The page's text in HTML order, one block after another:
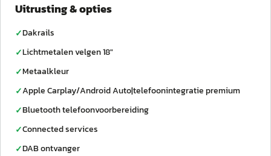
Uitrusting & opties
✓Dakrails
✓Lichtmetalen velgen 18"
✓Metaalkleur
✓Apple Carplay/Android Auto|telefoonintegratie premium
✓Bluetooth telefoonvoorbereiding
✓Connected services
✓DAB ontvanger